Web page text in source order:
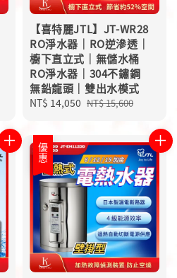
【喜特麗JTL】JT-WR28
RO淨水器｜RO逆滲透｜
櫥下直立式｜無儲水桶
RO淨水器｜304不鏽鋼
無鉛龍頭｜雙出水模式
Sale
NT$ 14,050 Regular
NT$ 15,600
優惠